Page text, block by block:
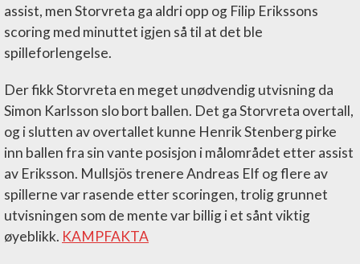
assist, men Storvreta ga aldri opp og Filip Erikssons
scoring med minuttet igjen så til at det ble
spilleforlengelse.
Der fikk Storvreta en meget unødvendig utvisning da
Simon Karlsson slo bort ballen. Det ga Storvreta overtall,
og i slutten av overtallet kunne Henrik Stenberg pirke
inn ballen fra sin vante posisjon i målområdet etter assist
av Eriksson. Mullsjös trenere Andreas Elf og flere av
spillerne var rasende etter scoringen, trolig grunnet
utvisningen som de mente var billig i et sånt viktig
øyeblikk. KAMPFAKTA